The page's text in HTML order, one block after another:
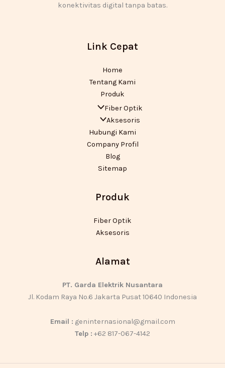
konektivitas digital tanpa batas.
Link Cepat
Home
Tentang Kami
Produk
Fiber Optik
Aksesoris
Hubungi Kami
Company Profil
Blog
Sitemap
Produk
Fiber Optik
Aksesoris
Alamat
PT. Garda Elektrik Nusantara
Jl. Kodam Raya No.6 Jakarta Pusat 10640 Indonesia
Email : geninternasional@gmail.com
Telp : +62 817-067-4142